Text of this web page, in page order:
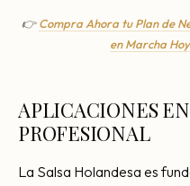
👉Compra Ahora tu Plan de
en Marcha
APLICACIONES
PROFESIONAL
La Salsa Holandesa es